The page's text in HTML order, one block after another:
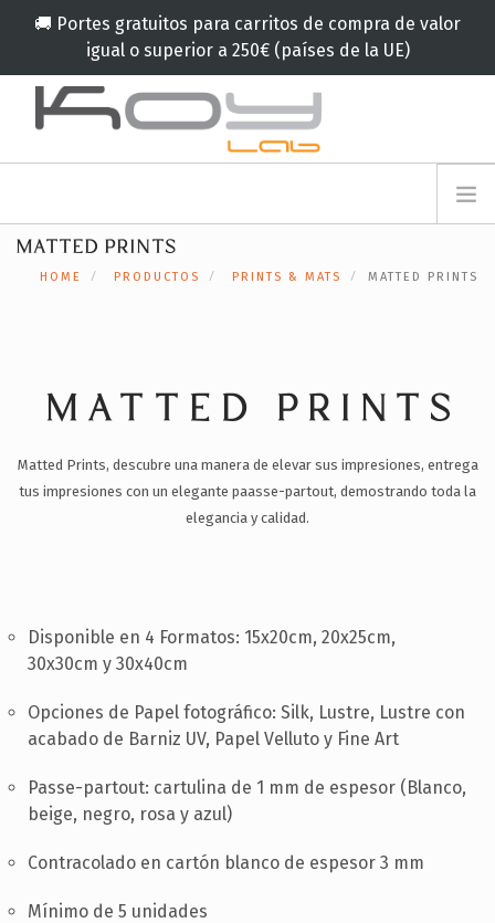
🚚 Portes gratuitos para carritos de compra de valor
igual o superior a 250€ (países de la UE)
REGISTRESE
CAMPAÑA
BLOG
MATTED PRINTS
HOME PRODUCTOS PRINTS & MATS MATTED PRINTS
MATTED PRINTS
Matted Prints, descubre una manera de elevar sus impresiones, entrega
tus impresiones con un elegante paasse-partout, demostrando toda la
elegancia y calidad.
Disponible en 4 Formatos: 15x20cm, 20x25cm,
30x30cm y 30x40cm
Opciones de Papel fotográfico: Silk, Lustre, Lustre con
acabado de Barniz UV, Papel Velluto y Fine Art
Passe-partout: cartulina de 1 mm de espesor (Blanco,
beige, negro, rosa y azul)
Contracolado en cartón blanco de espesor 3 mm
Mínimo de 5 unidades